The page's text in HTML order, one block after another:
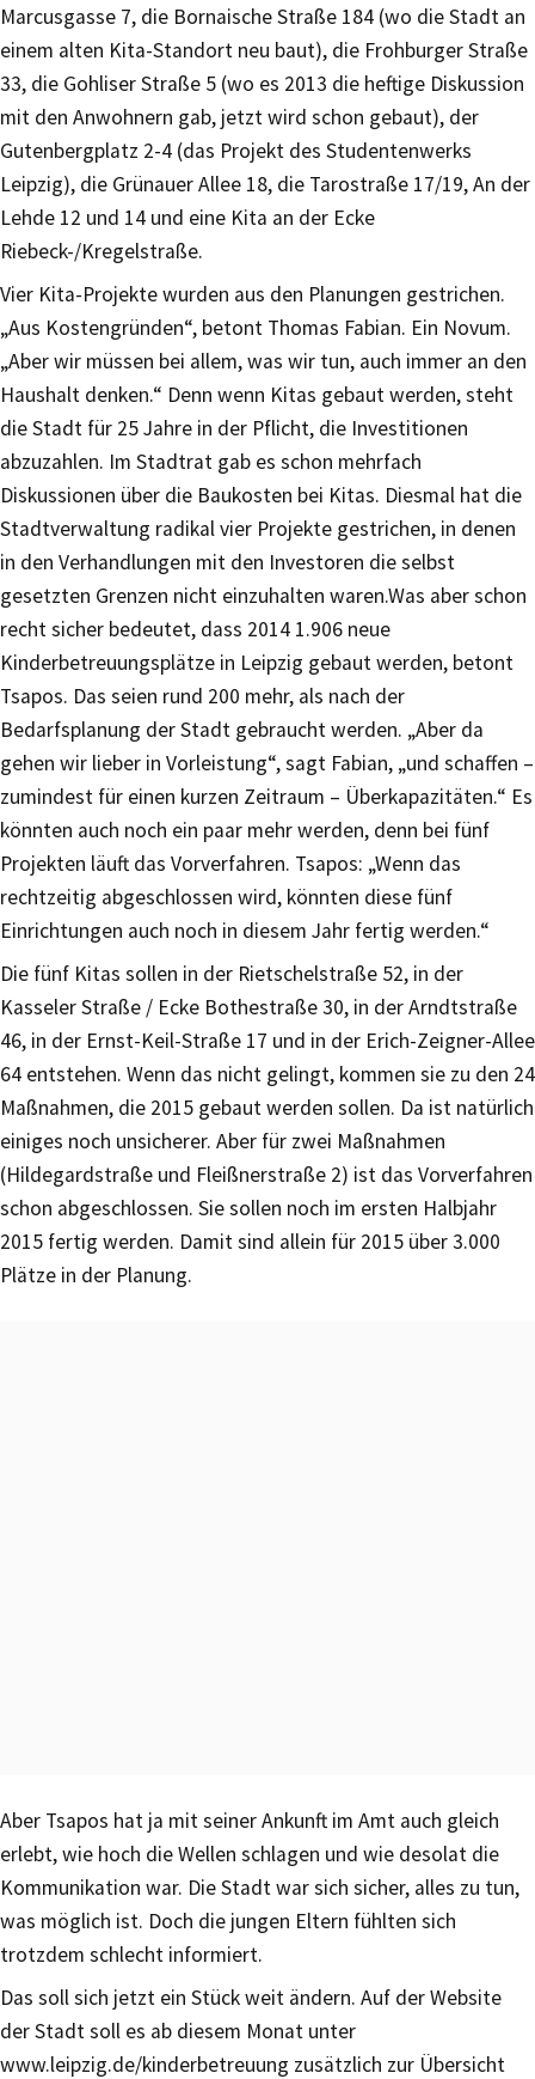
Marcusgasse 7, die Bornaische Straße 184 (wo die Stadt an
einem alten Kita-Standort neu baut), die Frohburger Straße
33, die Gohliser Straße 5 (wo es 2013 die heftige Diskussion
mit den Anwohnern gab, jetzt wird schon gebaut), der
Gutenbergplatz 2-4 (das Projekt des Studentenwerks
Leipzig), die Grünauer Allee 18, die Tarostraße 17/19, An der
Lehde 12 und 14 und eine Kita an der Ecke
Riebeck-/Kregelstraße.
Vier Kita-Projekte wurden aus den Planungen gestrichen.
„Aus Kostengründen“, betont Thomas Fabian. Ein Novum.
„Aber wir müssen bei allem, was wir tun, auch immer an den
Haushalt denken.“ Denn wenn Kitas gebaut werden, steht
die Stadt für 25 Jahre in der Pflicht, die Investitionen
abzuzahlen. Im Stadtrat gab es schon mehrfach
Diskussionen über die Baukosten bei Kitas. Diesmal hat die
Stadtverwaltung radikal vier Projekte gestrichen, in denen
in den Verhandlungen mit den Investoren die selbst
gesetzten Grenzen nicht einzuhalten waren.Was aber schon
recht sicher bedeutet, dass 2014 1.906 neue
Kinderbetreuungsplätze in Leipzig gebaut werden, betont
Tsapos. Das seien rund 200 mehr, als nach der
Bedarfsplanung der Stadt gebraucht werden. „Aber da
gehen wir lieber in Vorleistung“, sagt Fabian, „und schaffen –
zumindest für einen kurzen Zeitraum – Überkapazitäten.“ Es
könnten auch noch ein paar mehr werden, denn bei fünf
Projekten läuft das Vorverfahren. Tsapos: „Wenn das
rechtzeitig abgeschlossen wird, könnten diese fünf
Einrichtungen auch noch in diesem Jahr fertig werden.“
Die fünf Kitas sollen in der Rietschelstraße 52, in der
Kasseler Straße / Ecke Bothestraße 30, in der Arndtstraße
46, in der Ernst-Keil-Straße 17 und in der Erich-Zeigner-Allee
64 entstehen. Wenn das nicht gelingt, kommen sie zu den 24
Maßnahmen, die 2015 gebaut werden sollen. Da ist natürlich
einiges noch unsicherer. Aber für zwei Maßnahmen
(Hildegardstraße und Fleißnerstraße 2) ist das Vorverfahren
schon abgeschlossen. Sie sollen noch im ersten Halbjahr
2015 fertig werden. Damit sind allein für 2015 über 3.000
Plätze in der Planung.
Aber Tsapos hat ja mit seiner Ankunft im Amt auch gleich
erlebt, wie hoch die Wellen schlagen und wie desolat die
Kommunikation war. Die Stadt war sich sicher, alles zu tun,
was möglich ist. Doch die jungen Eltern fühlten sich
trotzdem schlecht informiert.
Das soll sich jetzt ein Stück weit ändern. Auf der Website
der Stadt soll es ab diesem Monat unter
www.leipzig.de/kinderbetreuung zusätzlich zur Übersicht